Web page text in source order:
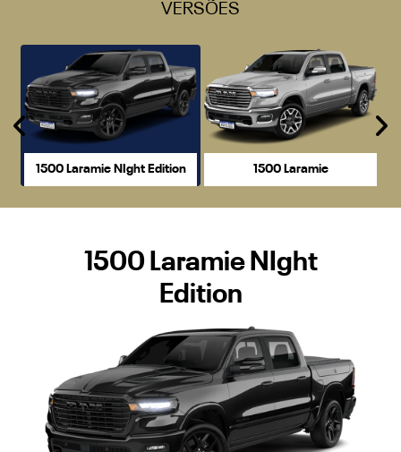
VERSÕES
1500 Laramie NIght Edition 1500 Laramie
Anterior
1500 Laramie NIght
Edition